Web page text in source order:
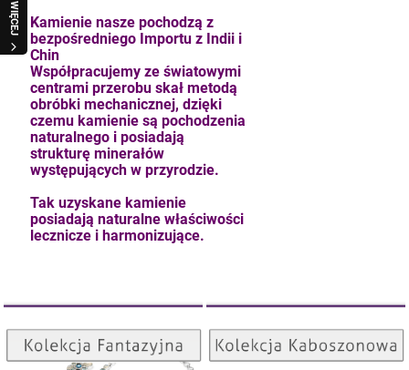
kam F granat okr 3
4,71 zł
DO KOSZYKA
WIĘCEJ
Kamienie nasze pochodzą z
bezpośredniego Importu z Indii i
Chin
Współpracujemy ze światowymi
centrami przerobu skał metodą
obróbki mechanicznej, dzięki
czemu kamienie są pochodzenia
naturalnego i posiadają
strukturę minerałów
występujących w przyrodzie.
Tak uzyskane kamienie
posiadają naturalne właściwości
lecznicze i harmonizujące.
Kolekcja Fantazyjna
ZOBACZ
Kolekcja Kaboszonowa
ZOBACZ